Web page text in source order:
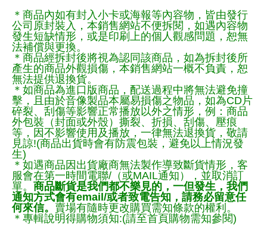
＊商品內如有封入小卡或海報等內容物，皆由發行
公司原封裝入，本銷售網站不便拆閱，如遇內容物
發生短缺情形，或是印刷上的個人觀感問題，恕無
法補償與更換。
＊商品經拆封後將視為認同該商品，如為拆封後所
產生的商品外觀損傷，本銷售網站一概不負責，恕
無法提供退換貨。
＊如商品為進口版商品，配送過程中將無法避免撞
擊，且由於音像製品本屬易損傷之物品，如為CD片
碎裂、刮傷等影響正常播放以外之情形，例：商品
外包裝（封面或外殼）撕裂、折損、刮傷、壓痕
等，因不影響使用及播放，一律無法退換貨，敬請
見諒!(商品出貨時會有防震包裝，避免以上情況發
生)
＊如遇商品因出貨廠商無法製作導致斷貨情形，客
服會在第一時間電聯/（或MAIL通知），並取消訂
單。 商品斷貨是我們都不樂見的，一但發生，我們
通知方式會有email/或者致電告知，請務必留意任
何來信。 賣場有隨時更改購買需知條款的權利。
＊專輯說明得購物須知:(請至首頁購物需知參閱)